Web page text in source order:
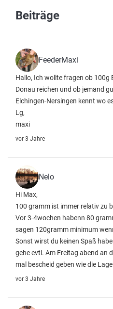
Beiträge
FeederMaxi
Hallo, Ich wollte fragen ob 100g
Donau reichen und ob jemand
Elchingen-Nersingen kennt wo
Lg,
maxi
vor 3 Jahre
Nelo
Hi Max,
100 gramm ist immer relativ zu
Vor 3-4wochen habenn 80
sagen 120gramm minimum
Sonst wirst du keinen Spaß
gehe evtl. Am Freitag abend an
mal bescheid geben wie die
vor 3 Jahre